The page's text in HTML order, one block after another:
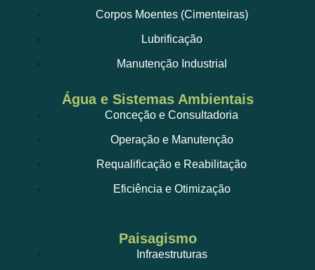
Corpos Moentes (Cimenteiras)
Lubrificação
Manutenção Industrial
Água e Sistemas Ambientais
Conceção e Consultadoria
Operação e Manutenção
Requalificação e Reabilitação
Eficiência e Otimização
Paisagismo
Infraestruturas